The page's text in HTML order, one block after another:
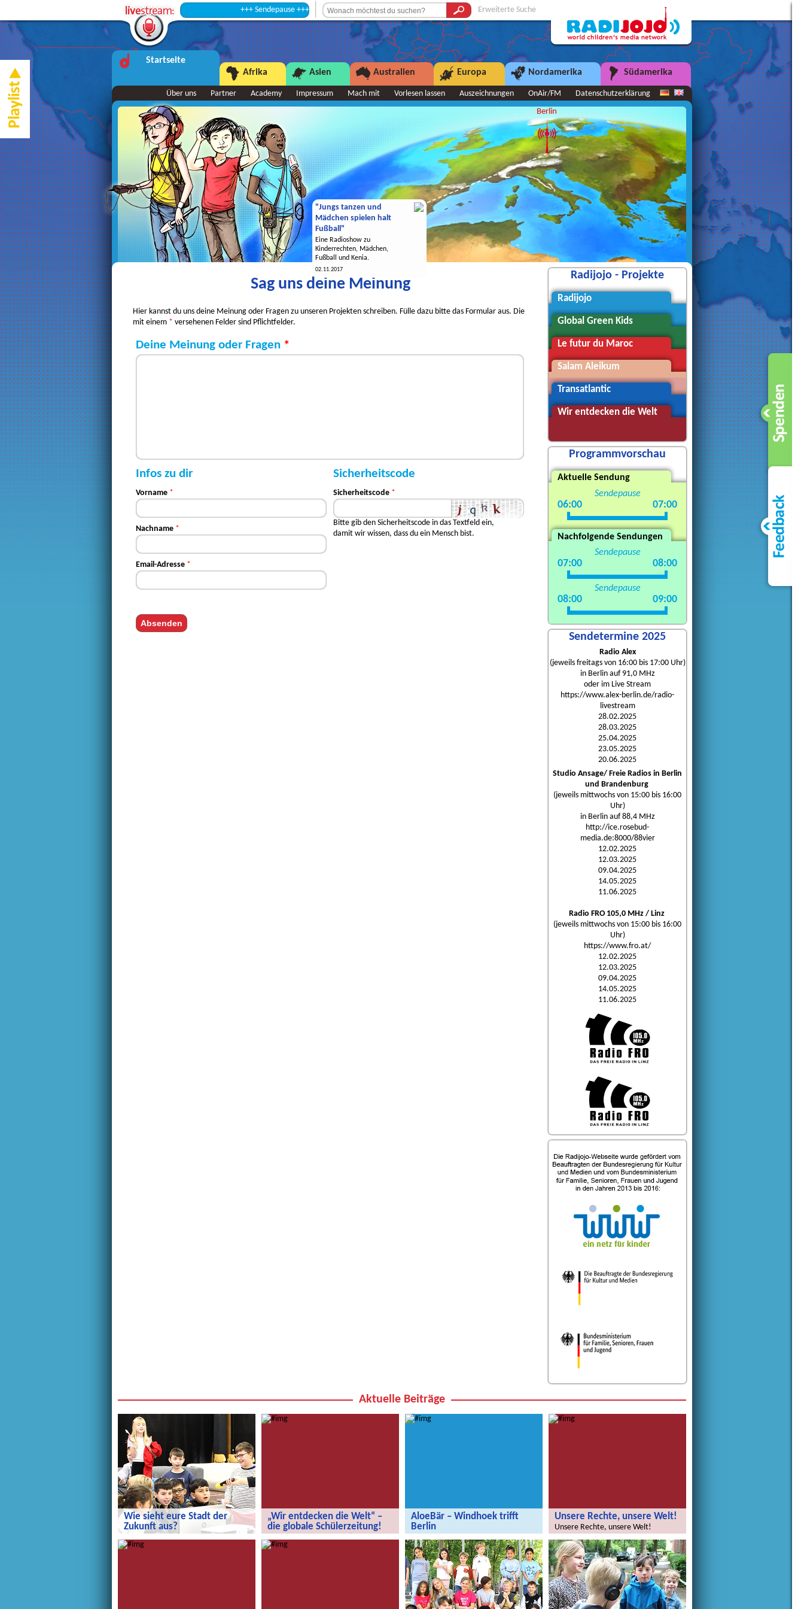
+++ Sendepause +++ Erweiterte Suche
Startseite
Afrika
Asien Australien Europa Nordamerika Südamerika
Über uns Partner Academy Impressum Mach mit Vorlesen lassen Auszeichnungen OnAir/FM Datenschutzerklärung
"Jungs tanzen und
Mädchen spielen halt
Fußball"
Eine Radioshow zu
Kinderrechten, Mädchen,
Fußball und Kenia.
02.11.2017
Berlin
Sag uns deine Meinung
Hier kannst du uns deine Meinung oder Fragen zu unseren Projekten schreiben. Fülle dazu bitte das Formular aus. Die
mit einem * versehenen Felder sind Pflichtfelder.
Deine Meinung oder Fragen *
Infos zu dir
Vorname *
Nachname *
Email-Adresse *
Sicherheitscode
Sicherheitscode *
Bitte gib den Sicherheitscode in das Textfeld ein,
damit wir wissen, dass du ein Mensch bist.
Radijojo - Projekte
Radijojo
Global Green Kids
Le futur du Maroc
Salam Aleikum
Transatlantic
Wir entdecken die Welt
Programmvorschau
Aktuelle Sendung
Sendepause
06:00 07:00
Nachfolgende Sendungen
Sendepause
07:00 08:00
Sendepause
08:00 09:00
Sendetermine 2025
Radio Alex
(jeweils freitags von 16:00 bis 17:00 Uhr)
in Berlin auf 91,0 MHz
oder im Live Stream
https://www.alex-berlin.de/radio-
livestream
28.02.2025
28.03.2025
25.04.2025
23.05.2025
20.06.2025
Studio Ansage/ Freie Radios in Berlin
und Brandenburg
(jeweils mittwochs von 15:00 bis 16:00
Uhr)
in Berlin auf 88,4 MHz
http://ice.rosebud-
media.de:8000/88vier
12.02.2025
12.03.2025
09.04.2025
14.05.2025
11.06.2025
Radio FRO 105,0 MHz / Linz
(jeweils mittwochs von 15:00 bis 16:00
Uhr)
https://www.fro.at/
12.02.2025
12.03.2025
09.04.2025
14.05.2025
11.06.2025
Aktuelle Beiträge
Wie sieht eure Stadt der
Zukunft aus?
Wie sieht eure Stadt der Zukunft aus?
„Wir entdecken die Welt“ –
die globale Schülerzeitung!
„Wir entdecken die Welt“ – die
globale Schülerzeitung!
AloeBär – Windhoek trifft
Berlin
AloeBär – Windhoek trifft Berlin
Unsere Rechte, unsere Welt!
Unsere Rechte, unsere Welt!